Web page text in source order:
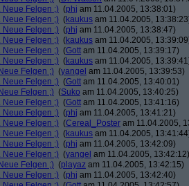
Neue Felgen ;) (phj am 11.04.2005, 13:38:01)
Neue Felgen ;) (kaukus am 11.04.2005,
Neue Felgen ;) (phj am 11.04.2005, 13:38:47)
Neue Felgen ;) (kaukus am 11.04.2005,
Neue Felgen ;) (Gott am 11.04.2005, 13:39:17)
Neue Felgen ;) (kaukus am 11.04.2005,
Felgen ;) (yangel am 11.04.2005, 13:39:53)
Neue Felgen ;) (Gott am 11.04.2005, 13:40:01)
Felgen ;) (Suko am 11.04.2005, 13:40:25)
Neue Felgen ;) (Gott am 11.04.2005, 13:41:16)
Neue Felgen ;) (phj am 11.04.2005, 13:41:21)
Neue Felgen ;) (Cereal_Poster am 11.04.2005,
Neue Felgen ;) (kaukus am 11.04.2005,
Neue Felgen ;) (phj am 11.04.2005, 13:42:09)
Neue Felgen ;) (yangel am 11.04.2005, 13:42:12)
Felgen ;) (playaz am 11.04.2005, 13:42:15)
Neue Felgen ;) (phj am 11.04.2005, 13:42:40)